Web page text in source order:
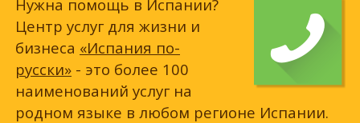
Нужна помощь в Испании?
Центр услуг для жизни и
бизнеса «Испания по-
русски» - это более 100
наименований услуг на
родном языке в любом регионе Испании.